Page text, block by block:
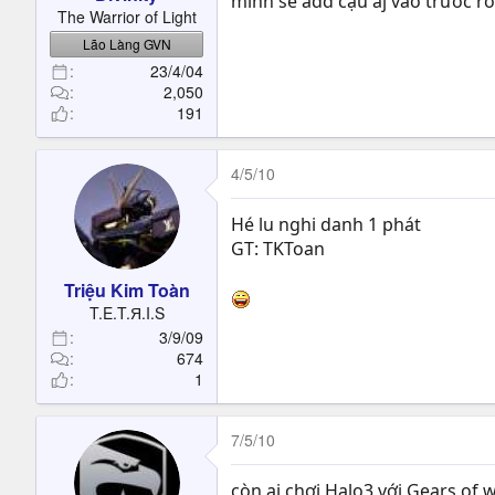
t
e
r
The Warrior of Light
Lão Làng GVN
23/4/04
2,050
191
Triệu Kim Toàn
T.E.T.Я.I.S
3/9/09
674
1
4/5/10
Hé lu nghi danh 1 phát
GT: TKToan
7/5/10